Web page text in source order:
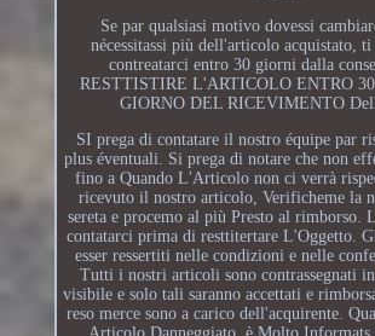
Se par qualsiasi motivo dovessi
nécessitassi più dell'articolo acquistato,
contreatarci entro 30 giorni dalla
RESTTISTIRE L'ARTICOLO ENTRO
GIORNO DEL RICEVIMENTO
SI prega di contatare il nostro équipe par
plus éventuali. Si prega di notare che non
fino a Quando L'Articolo non ci verrà
ricevuto il nostro articolo, Verificheme la
sereta e procemo al più Presto al rimborso.
contatarci prima di resttitertare L'Oggetto.
esser ressertiti nelle condizioni e nelle
Tutti i nostri articoli sono contrassegnati
visibile e solo tali saranno accettati e
reso merce sono a carico dell'acquirente.